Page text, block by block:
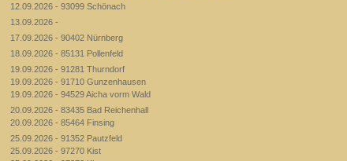
12.09.2026 - 93099 Schönach
13.09.2026 -
17.09.2026 - 90402 Nürnberg
18.09.2026 - 85131 Pollenfeld
19.09.2026 - 91281 Thurndorf
19.09.2026 - 91710 Gunzenhausen
19.09.2026 - 94529 Aicha vorm Wald
20.09.2026 - 83435 Bad Reichenhall
20.09.2026 - 85464 Finsing
25.09.2026 - 91352 Pautzfeld
25.09.2026 - 97270 Kist